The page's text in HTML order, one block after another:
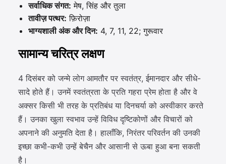
सर्वाधिक संगत: मेष, सिंह और तुला
तावीज़ पत्थर: फ़िरोज़ा
भाग्यशाली अंक और दिन: 4, 7, 11, 22; गुरूवार
सामान्य चरित्र लक्षण
4 दिसंबर को जन्मे लोग आमतौर पर स्वतंत्र, ईमानदार और सीधे-
सादे होते हैं। उनमें स्वतंत्रता के प्रति गहरा प्रेम होता है और वे
अक्सर किसी भी तरह के प्रतिबंध या दिनचर्या को अस्वीकार करते
हैं। उनका खुला स्वभाव उन्हें विविध दृष्टिकोणों और विचारों को
अपनाने की अनुमति देता है। हालाँकि, निरंतर परिवर्तन की उनकी
इच्छा कभी-कभी उन्हें बेचैन और आसानी से ऊबा हुआ बना सकती
है।